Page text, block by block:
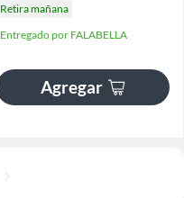
Retira mañana
Entregado por FALABELLA
Agregar